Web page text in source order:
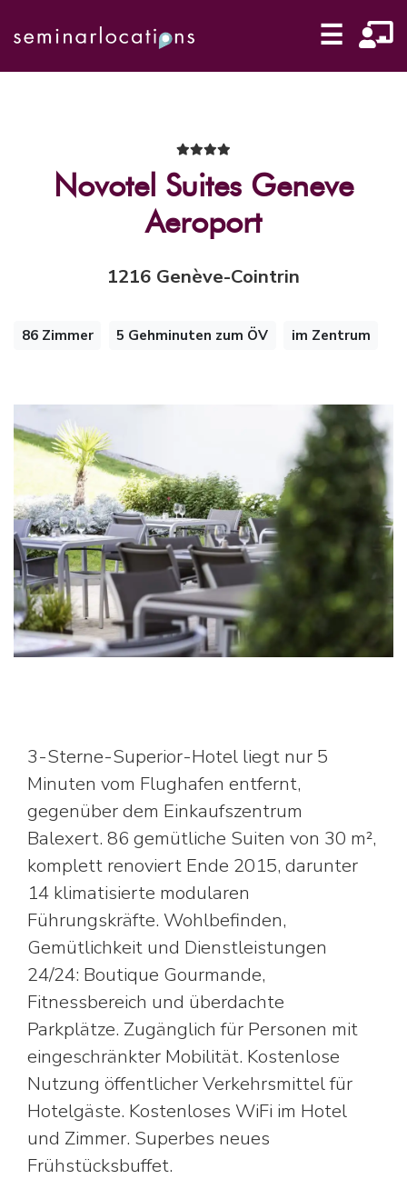
☰
Novotel Suites Geneve
Aeroport
1216 Genève-Cointrin
86 Zimmer 5 Gehminuten zum ÖV im Zentrum
3-Sterne-Superior-Hotel liegt nur 5
Minuten vom Flughafen entfernt,
gegenüber dem Einkaufszentrum
Balexert. 86 gemütliche Suiten von 30 m²,
komplett renoviert Ende 2015, darunter
14 klimatisierte modularen
Führungskräfte. Wohlbefinden,
Gemütlichkeit und Dienstleistungen
24/24: Boutique Gourmande,
Fitnessbereich und überdachte
Parkplätze. Zugänglich für Personen mit
eingeschränkter Mobilität. Kostenlose
Nutzung öffentlicher Verkehrsmittel für
Hotelgäste. Kostenloses WiFi im Hotel
und Zimmer. Superbes neues
Frühstücksbuffet.